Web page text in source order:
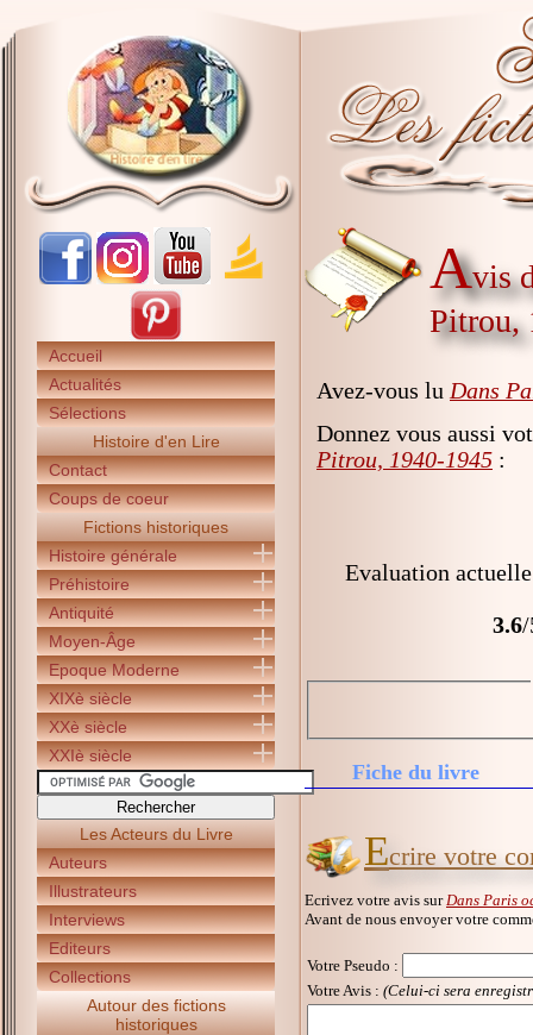
Accueil
Actualités
Sélections
Histoire d'en Lire
Contact
Coups de coeur
Fictions historiques
Histoire générale
Préhistoire
Antiquité
Moyen-Âge
Epoque Moderne
XIXè siècle
XXè siècle
XXIè siècle
Les Acteurs du Livre
Auteurs
Illustrateurs
Interviews
Editeurs
Collections
Autour des fictions
historiques
Avis
Pitrou,
Avez-vous lu Dans
Donnez vous aussi
Pitrou, 1940-1945 :
Evaluation
3.6/
Fiche du livre
Ecrire votre
Ecrivez votre avis sur Dans Paris
Avant de nous envoyer votre
Votre Pseudo :
Votre Avis : (Celui-ci sera